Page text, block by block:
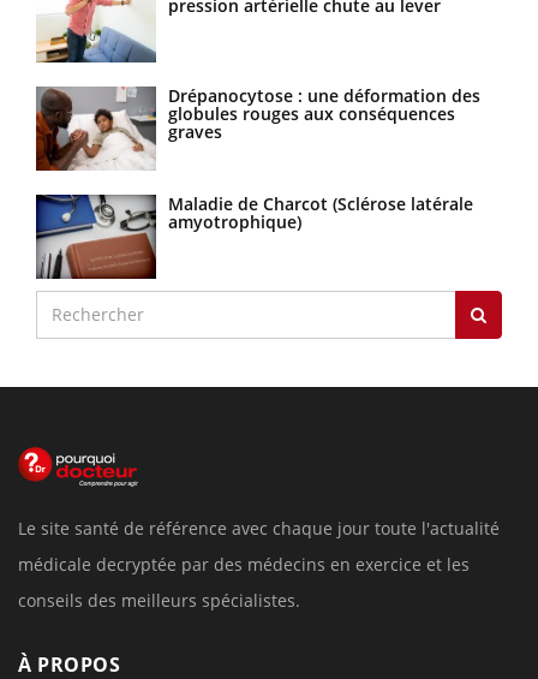
pression artérielle chute au lever
Drépanocytose : une déformation des
globules rouges aux conséquences
graves
Maladie de Charcot (Sclérose latérale
amyotrophique)
Le site santé de référence avec chaque jour toute l'actualité
médicale decryptée par des médecins en exercice et les
conseils des meilleurs spécialistes.
À PROPOS